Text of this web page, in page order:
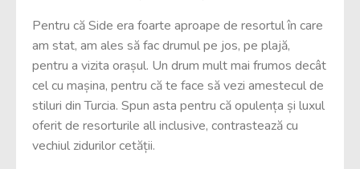
Pentru că Side era foarte aproape de resortul în care
am stat, am ales să fac drumul pe jos, pe plajă,
pentru a vizita orașul. Un drum mult mai frumos decât
cel cu mașina, pentru că te face să vezi amestecul de
stiluri din Turcia. Spun asta pentru că opulența și luxul
oferit de resorturile all inclusive, contrastează cu
vechiul zidurilor cetății.